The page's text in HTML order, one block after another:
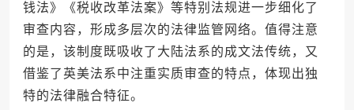
钱法》《税收改革法案》等特别法规进一步细化了
审查内容，形成多层次的法律监管网络。值得注意
的是，该制度既吸收了大陆法系的成文法传统，又
借鉴了英美法系中注重实质审查的特点，体现出独
特的法律融合特征。